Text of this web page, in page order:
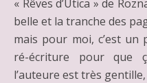
« Rêves d’Utica » de
belle et la tranche des
mais pour moi, c’est
ré-écriture pour que
l’auteure est très gentille,